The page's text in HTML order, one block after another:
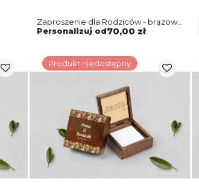
Zaproszenie dla Rodziców - brązowe
Retro Style Motyw 1
Personalizuj od70,00 zł
Produkt niedostępny